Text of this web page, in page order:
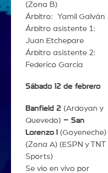
(Zona B)
Árbitro: Yamil Galván
Árbitro asistente 1:
Juan Etchepare
Árbitro asistente 2:
Federico García
Sábado 12 de febrero
Banfield 2 (Ardoyan y
Quevedo) – San
Lorenzo 1(Goyeneche)
(Zona A) (ESPN y TNT
Sports)
Se vio en vivo por